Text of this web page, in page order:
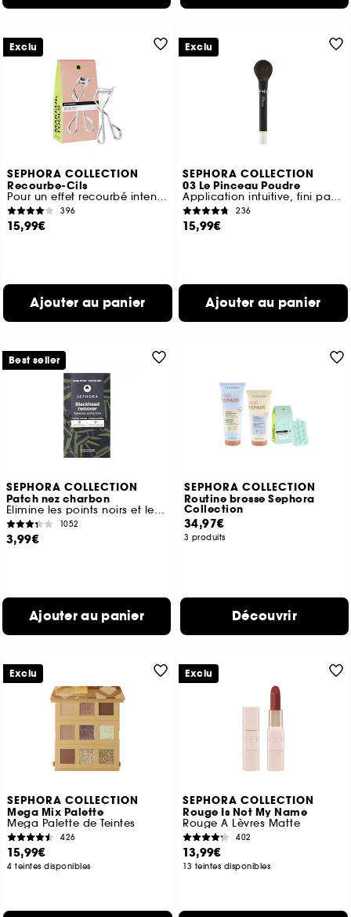
SEPHORA COLLECTION
Recourbe-Cils
Pour un effet recourbé intense
396
15,99€
Ajouter au panier
Exclu
SEPHORA COLLECTION
03 Le Pinceau Poudre
Application intuitive, fini parfait
236
15,99€
Ajouter au panier
Exclu
SEPHORA COLLECTION
Patch nez charbon
Élimine les points noirs et les impuretés
1052
3,99€
Ajouter au panier
Best seller
SEPHORA COLLECTION
Routine brosse Sephora
Collection
34,97€
3 produits
Découvrir
SEPHORA COLLECTION
Mega Mix Palette
Mega Palette de Teintes
426
15,99€
4 teintes disponibles
Exclu
SEPHORA COLLECTION
Rouge Is Not My Name
Rouge A Lèvres Matte
402
13,99€
13 teintes disponibles
Exclu